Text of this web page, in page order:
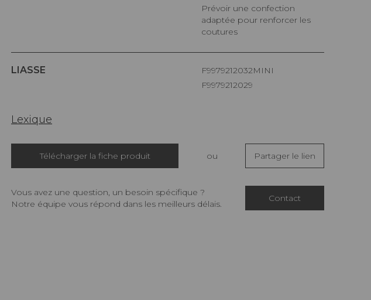
Prévoir une confection
adaptée pour renforcer les
coutures
LIASSE
F9979212032MINI
F9979212029
Lexique
Télécharger la fiche produit ou Partager le lien
Vous avez une question, un besoin spécifique ?
Notre équipe vous répond dans les meilleurs délais.
Contact